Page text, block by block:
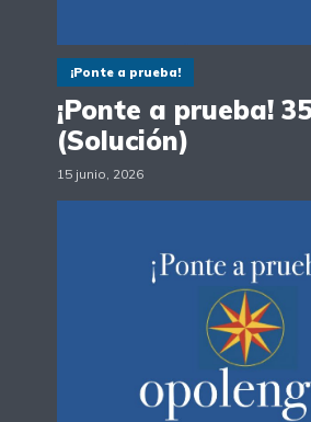
¡Ponte a prueba!
¡Ponte a prueba!
(Solución)
15 junio, 2026